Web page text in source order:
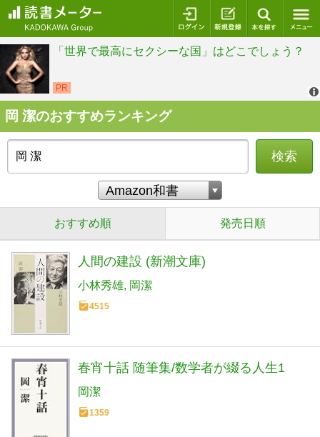
ログイン 新規登録
岡 潔のおすすめランキング
検索
おすすめ順 発売日順
人間の建設 (新潮文庫)
小林秀雄 岡潔
4515
春宵十話 随筆集/数学者が綴る人生1
岡潔
1359